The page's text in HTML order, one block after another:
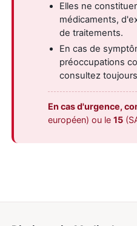
Elles ne
médicaments,
de traitements.
En cas de
préoccupations
consultez
En cas d'urgence,
européen) ou le15